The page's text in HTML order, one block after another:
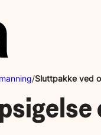
/Sluttpakke ved